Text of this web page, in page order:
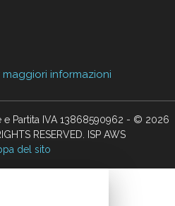
informazioni
Partita IVA 13868590962 - © 2026
RESERVED. ISP AWS
del sito